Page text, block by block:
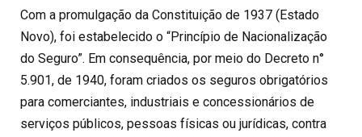
Com a promulgação da Constituição de 1937 (Estado
Novo), foi estabelecido o “Princípio de Nacionalização
do Seguro”. Em consequência, por meio do Decreto n°
5.901, de 1940, foram criados os seguros obrigatórios
para comerciantes, industriais e concessionários de
serviços públicos, pessoas físicas ou jurídicas, contra